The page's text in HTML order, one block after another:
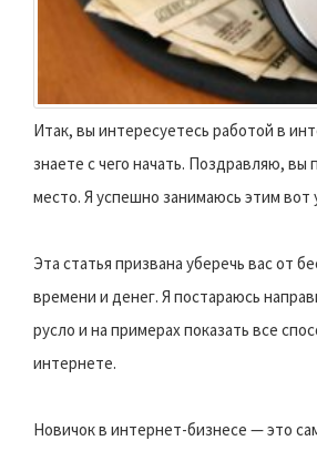
Итак, вы интересуетесь работой в
знаете с чего начать. Поздравляю, вы
место. Я успешно занимаюсь этим вот
Эта статья призвана уберечь вас от
времени и денег. Я постараюсь
русло и на примерах показать все
интернете.
Новичок в интернет-бизнесе — это